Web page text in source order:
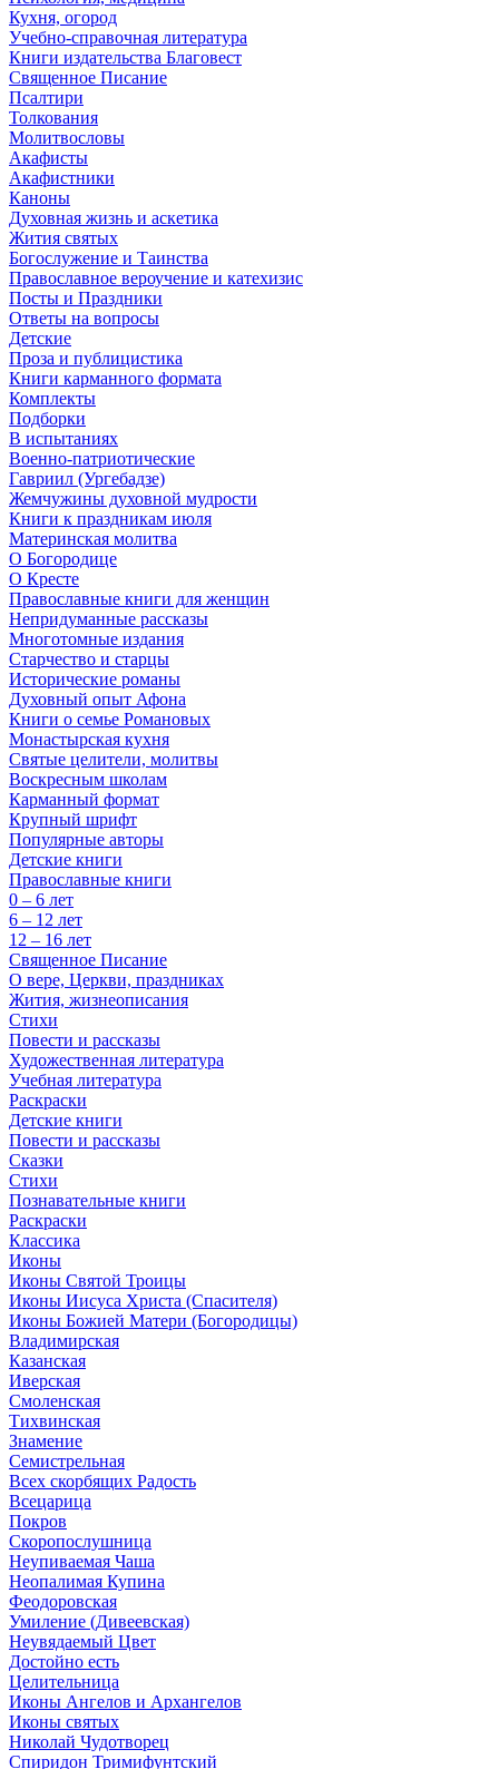
Кухня, огород
Учебно-справочная литература
Книги издательства Благовест
Священное Писание
Псалтири
Толкования
Молитвословы
Акафисты
Акафистники
Каноны
Духовная жизнь и аскетика
Жития святых
Богослужение и Таинства
Православное вероучение и катехизис
Посты и Праздники
Ответы на вопросы
Детские
Проза и публицистика
Книги карманного формата
Комплекты
Подборки
В испытаниях
Военно-патриотические
Гавриил (Ургебадзе)
Жемчужины духовной мудрости
Книги к праздникам июля
Материнская молитва
О Богородице
О Кресте
Православные книги для женщин
Непридуманные рассказы
Многотомные издания
Старчество и старцы
Исторические романы
Духовный опыт Афона
Книги о семье Романовых
Монастырская кухня
Святые целители, молитвы
Воскресным школам
Карманный формат
Крупный шрифт
Популярные авторы
Детские книги
Православные книги
0 – 6 лет
6 – 12 лет
12 – 16 лет
Священное Писание
О вере, Церкви, праздниках
Жития, жизнеописания
Стихи
Повести и рассказы
Художественная литература
Учебная литература
Раскраски
Детские книги
Повести и рассказы
Сказки
Стихи
Познавательные книги
Раскраски
Классика
Иконы
Иконы Святой Троицы
Иконы Иисуса Христа (Спасителя)
Иконы Божией Матери (Богородицы)
Владимирская
Казанская
Иверская
Смоленская
Тихвинская
Знамение
Семистрельная
Всех скорбящих Радость
Всецарица
Покров
Скоропослушница
Неупиваемая Чаша
Неопалимая Купина
Феодоровская
Умиление (Дивеевская)
Неувядаемый Цвет
Достойно есть
Целительница
Иконы Ангелов и Архангелов
Иконы святых
Николай Чудотворец
Спиридон Тримифунтский